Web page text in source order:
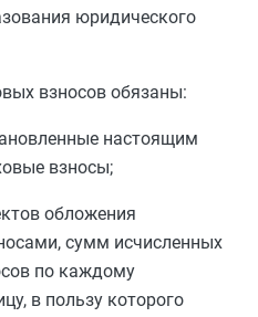
юридического
взносов обязаны:
настоящим
взносы;
обложения
сумм исчисленных
по каждому
в пользу которого